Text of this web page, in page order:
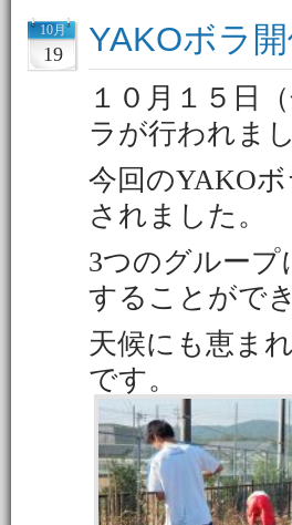
10月
19 YAKOボラ
１０月１５日
ラが行われまし
今回のYAKO
されました。
3つのグルー
することがで
天候にも恵ま
です。